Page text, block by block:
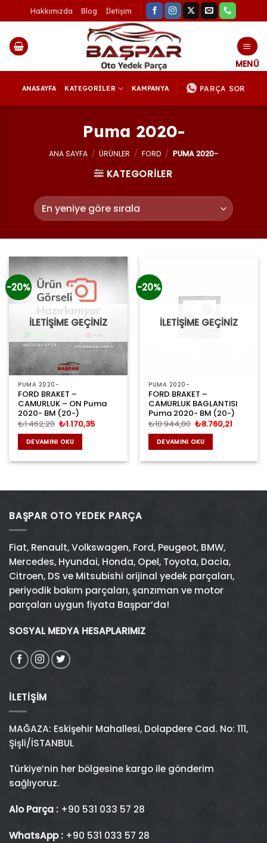
atla
Hakkımızda Blog İletişim
ANASAYFA KATEGORİLER KAMPANYA PARÇA SOR
Puma 2020-
ANA SAYFA / ÜRÜNLER / FORD / PUMA 2020-
KATEGORİLER
-20%
İLETİŞİME GEÇİNİZ
PUMA 2020-
FORD BRAKET –
CAMURLUK – ON Puma
2020- BM (20-)
₺1.462,20 Orijinal
fiyat:
₺1.462,20.
₺1.170,35Şu
DEVAMINI OKU
-20%
İLETİŞİME GEÇİNİZ
PUMA 2020-
FORD BRAKET –
CAMURLUK BAGLANTISI
Puma 2020- BM (20-)
₺10.944,80 Orijinal
fiyat:
₺10.944,80.
₺8.760,21
DEVAMINI OKU
BAŞPAR OTO YEDEK PARÇA
Fiat, Renault,Volkswagen, Ford, Peugeot, BMW,
Mercedes, Hyundai, Honda, Opel, Toyota, Dacia,
Citroen, DS ve Mitsubishi orijinal yedek parçaları,
periyodik bakım parçaları, şanzıman ve motor
parçaları uygun fiyata Başpar’da!
SOSYAL MEDYA HESAPLARIMIZ
İLETIŞIM
MAĞAZA: Eskişehir Mahallesi, Dolapdere Cad. No: 111,
Şişli/İSTANBUL
Türkiye’nin her bölgesine kargo ile gönderim
sağlıyoruz.
Alo Parça : +90 531 033 57 28
WhatsApp : +90 531 033 57 28